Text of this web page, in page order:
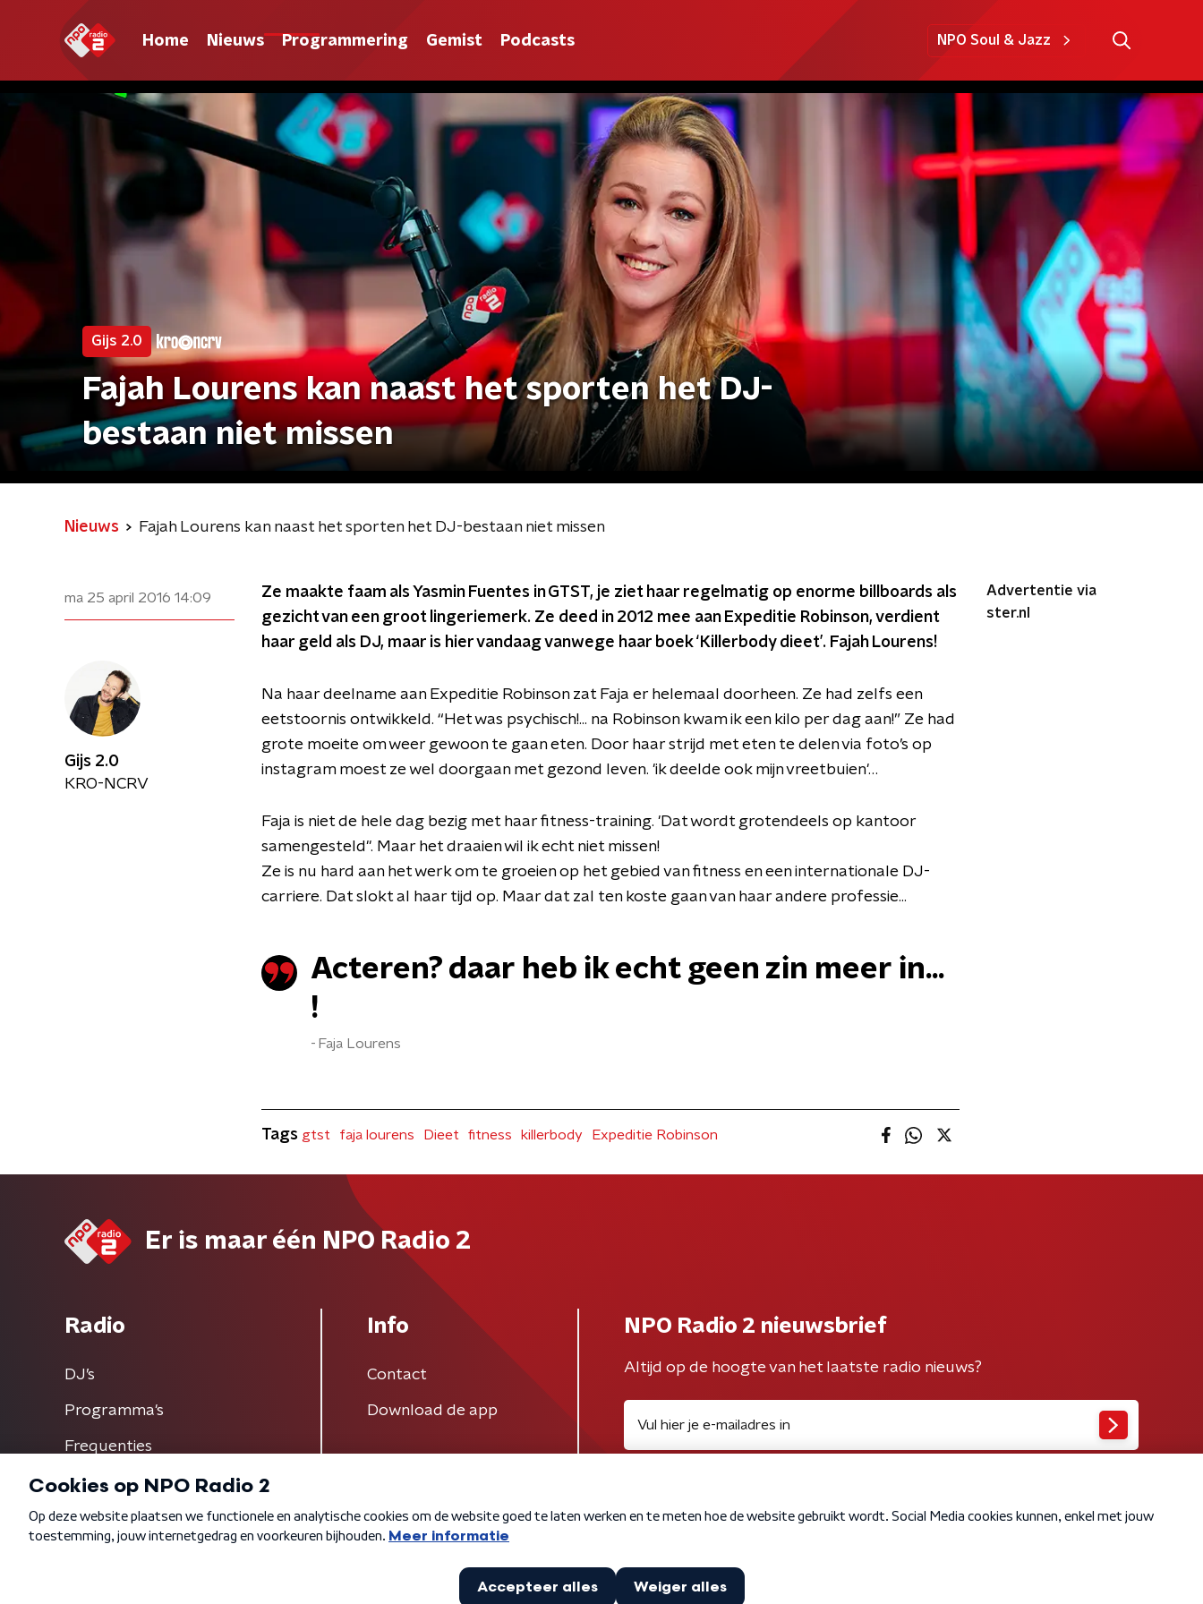
Home Nieuws Programmering Gemist Podcasts NPO Soul & Jazz
Gijs 2.0
Fajah Lourens kan naast het sporten het DJ-
bestaan niet missen
Nieuws Fajah Lourens kan naast het sporten het DJ-bestaan niet missen
ma 25 april 2016 14:09
Ze maakte faam als Yasmin Fuentes in GTST, je ziet haar regelmatig op enorme billboards als
gezicht van een groot lingeriemerk. Ze deed in 2012 mee aan Expeditie Robinson, verdient
haar geld als DJ, maar is hier vandaag vanwege haar boek ‘Killerbody dieet’. Fajah Lourens!
Na haar deelname aan Expeditie Robinson zat Faja er helemaal doorheen. Ze had zelfs een
eetstoornis ontwikkeld. “Het was psychisch!... na Robinson kwam ik een kilo per dag aan!” Ze had
grote moeite om weer gewoon te gaan eten. Door haar strijd met eten te delen via foto’s op
instagram moest ze wel doorgaan met gezond leven. 'ik deelde ook mijn vreetbuien'…
Faja is niet de hele dag bezig met haar fitness-training. 'Dat wordt grotendeels op kantoor
samengesteld". Maar het draaien wil ik echt niet missen!
Ze is nu hard aan het werk om te groeien op het gebied van fitness en een internationale DJ-
carriere. Dat slokt al haar tijd op. Maar dat zal ten koste gaan van haar andere professie...
Acteren? daar heb ik echt geen zin meer in...
!
Faja Lourens
Advertentie via
ster.nl
Gijs 2.0
KRO-NCRV
Tags gtst faja lourens Dieet fitness killerbody Expeditie Robinson
Er is maar één NPO Radio 2
Radio
DJ’s
Programma's
Frequenties
Info
Contact
Download de app
NPO Radio 2 nieuwsbrief
Altijd op de hoogte van het laatste radio nieuws?
Algemene voorwaarden Privacybeleid